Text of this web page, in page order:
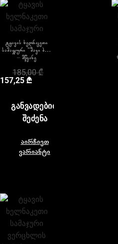
ტყავის ხელნაკეთი
სამაჯური “შავი ბუ”
– მწვანე
185,00₾
157,25 ₾
ᲒᲐᲜᲕᲐᲓᲔᲑᲘᲗ
ᲨᲔᲫᲔᲜᲐ
აირჩიეთ
ვარიანტი